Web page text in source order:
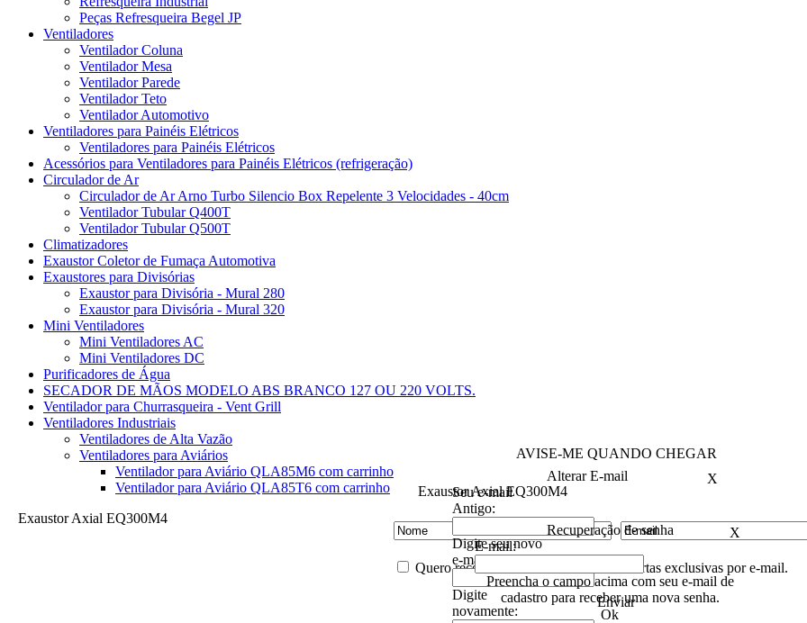
AVISE-ME QUANDO CHEGAR
Exaustor Axial EQ300M4
Quero receber descontos especiais e ofertas exclusivas por e-mail.
Enviar
Peças Refresqueira Begel JP
Ventiladores
Ventilador Coluna
Ventilador Mesa
Ventilador Parede
Ventilador Teto
Ventilador Automotivo
Ventiladores para Painéis Elétricos
Ventiladores para Painéis Elétricos
Acessórios para Ventiladores para Painéis Elétricos (refrigeração)
Circulador de Ar
Circulador de Ar Arno Turbo Silencio Box Repelente 3 Velocidades - 40cm
Ventilador Tubular Q400T
Ventilador Tubular Q500T
Climatizadores
Exaustor Coletor de Fumaça Automotiva
Exaustores para Divisórias
Exaustor para Divisória - Mural 280
Exaustor para Divisória - Mural 320
Mini Ventiladores
Mini Ventiladores AC
Mini Ventiladores DC
Purificadores de Água
SECADOR DE MÃOS MODELO ABS BRANCO 127 OU 220 VOLTS.
Ventilador para Churrasqueira - Vent Grill
Ventiladores Industriais
Ventiladores de Alta Vazão
Ventiladores para Aviários
Ventilador para Aviário QLA85M6 com carrinho
Ventilador para Aviário QLA85T6 com carrinho
Exaustor Axial EQ300M4
X
Recuperação de senha
E-mail:
Preencha o campo acima com seu e-mail de
cadastro para receber uma nova senha.
Ok
X
Alterar E-mail
Seu e-mail
Antigo:
Digite seu novo
e-mail:
Digite
novamente: